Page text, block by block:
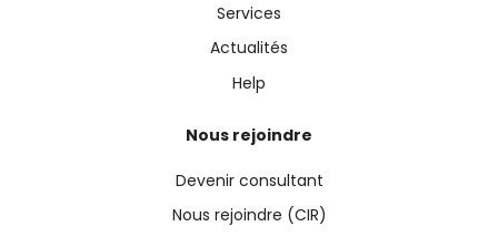
Services
Actualités
Help
Nous rejoindre
Devenir consultant
Nous rejoindre (CIR)